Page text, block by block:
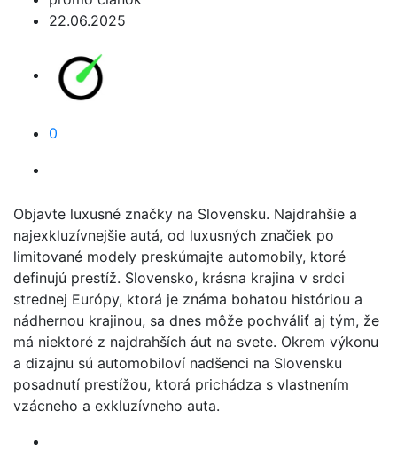
22.06.2025
0
Objavte luxusné značky na Slovensku. Najdrahšie a
najexkluzívnejšie autá, od luxusných značiek po
limitované modely preskúmajte automobily, ktoré
definujú prestíž. Slovensko, krásna krajina v srdci
strednej Európy, ktorá je známa bohatou históriou a
nádhernou krajinou, sa dnes môže pochváliť aj tým, že
má niektoré z najdrahších áut na svete. Okrem výkonu
a dizajnu sú automobiloví nadšenci na Slovensku
posadnutí prestížou, ktorá prichádza s vlastnením
vzácneho a exkluzívneho auta.